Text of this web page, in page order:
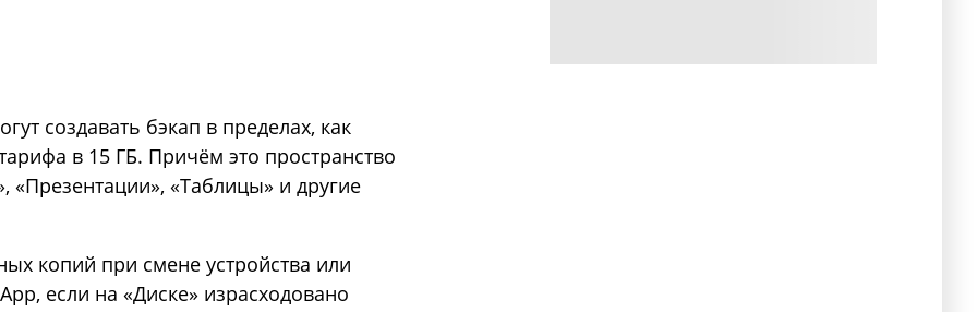
создавать бэкап в пределах, как
в 15 ГБ. Причём это пространство
«Презентации», «Таблицы» и другие
копий при смене устройства или
если на «Диске» израсходовано